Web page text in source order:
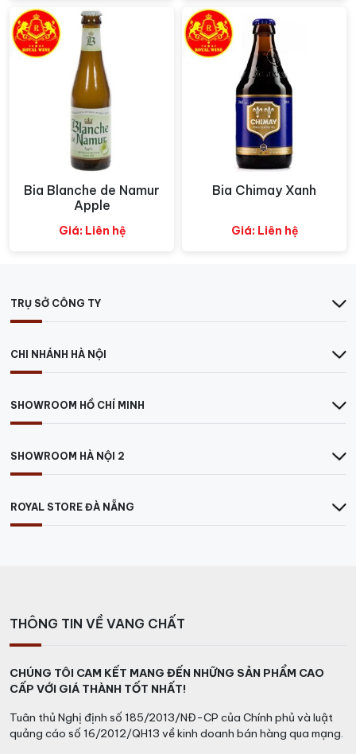
cân bằng hoàn hảo vị giác. Bên cạnh đó, sự kết hợp
thú vị với hải sản tươi ngon như tôm, cua, cá cũng
mang đến trải nghiệm ẩm thực độc đáo. Đừng quên
thử Bia Baltic Tripel Wrapped cùng các món tráng
miệng ngọt ngào hoặc phô mai béo ngậy để khám
phá những cung bậc hương vị bất ngờ. Với sự độc đáo
trong hương vị và khả năng kết hợp ẩm thực đa dạng,
Bia Baltic Tripel Wrapped xứng đáng là điểm nhấn
trong mọi bữa tiệc và là lựa chọn tuyệt vời cho những
người yêu thích bia thủ công chất lượng cao.
Xem nhanh
Bia Blanche de Namur
Apple
Giá: Liên hệ
Xem nhanh
Bia Chimay Xanh
Giá: Liên hệ
TRỤ SỞ CÔNG TY
CHI NHÁNH HÀ NỘI
SHOWROOM HỒ CHÍ MINH
SHOWROOM HÀ NỘI 2
ROYAL STORE ĐÀ NẴNG
THÔNG TIN VỀ VANG CHẤT
CHÚNG TÔI CAM KẾT MANG ĐẾN NHỮNG SẢN PHẨM CAO
CẤP VỚI GIÁ THÀNH TỐT NHẤT!
Tuân thủ Nghị định số 185/2013/NĐ-CP của Chính phủ và luật
quảng cáo số 16/2012/QH13 về kinh doanh bán hàng qua mạng.